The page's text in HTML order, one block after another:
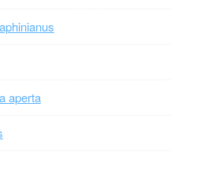
aperta